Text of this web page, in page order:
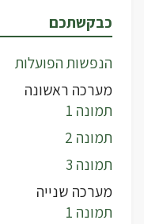
כבקשתכם
הנפשות הפועלות
מערכה ראשונה
תמונה 1
תמונה 2
תמונה 3
מערכה שנייה
תמונה 1